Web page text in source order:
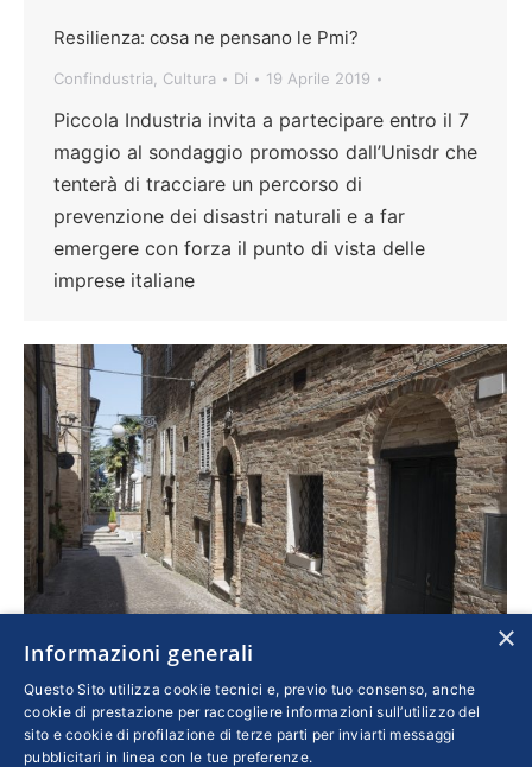
Resilienza: cosa ne pensano le Pmi?
Confindustria Cultura Di 19 Aprile 2019
Piccola Industria invita a partecipare entro il 7
maggio al sondaggio promosso dall’Unisdr che
tenterà di tracciare un percorso di
prevenzione dei disastri naturali e a far
emergere con forza il punto di vista delle
imprese italiane
Dal PGE un aiuto concreto alla scuola di Monte
Urano
×
Informazioni generali
Questo Sito utilizza cookie tecnici e, previo tuo consenso, anche
cookie di prestazione per raccogliere informazioni sull’utilizzo del
sito e cookie di profilazione di terze parti per inviarti messaggi
pubblicitari in linea con le tue preferenze.